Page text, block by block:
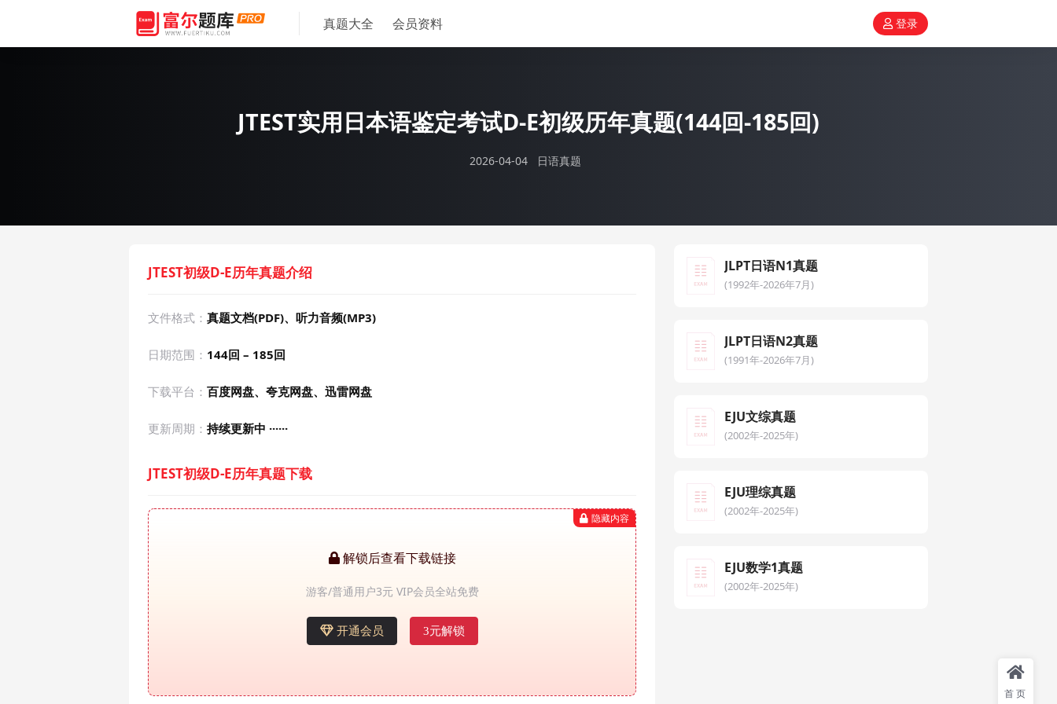
真题大全 会员资料 登录
JTEST实用日本语鉴定考试D-E初级历年真题(144回-185回)
2026-04-04 日语真题
JTEST初级D-E历年真题介绍
文件格式： 真题文档(PDF)、听力音频(MP3)
日期范围： 144回 – 185回
下载平台： 百度网盘、夸克网盘、迅雷网盘
更新周期： 持续更新中 ······
JTEST初级D-E历年真题下载
隐藏内容
解锁后查看下载链接
游客/普通用户3元 VIP会员全站免费
开通会员 3元解锁
JLPT日语N1真题
(1992年-2026年7月)
JLPT日语N2真题
(1991年-2026年7月)
EJU文综真题
(2002年-2025年)
EJU理综真题
(2002年-2025年)
EJU数学1真题
(2002年-2025年)
首页